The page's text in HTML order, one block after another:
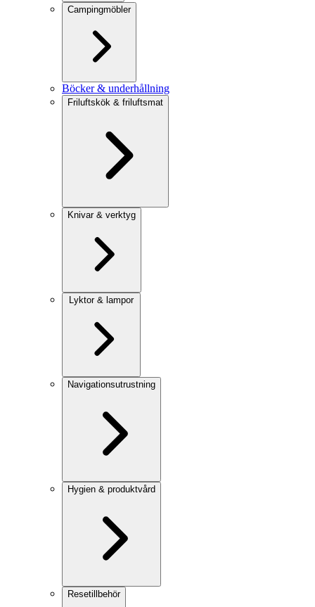
Campingmöbler
Böcker & underhållning
Friluftskök & friluftsmat
Knivar & verktyg
Lyktor & lampor
Navigationsutrustning
Hygien & produktvård
Resetillbehör